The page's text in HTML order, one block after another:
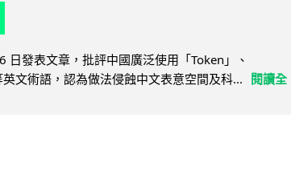
日發表文章，批評中國廣泛使用「Token」、
英文術語，認為做法侵蝕中文表意空間及科... 閱讀全